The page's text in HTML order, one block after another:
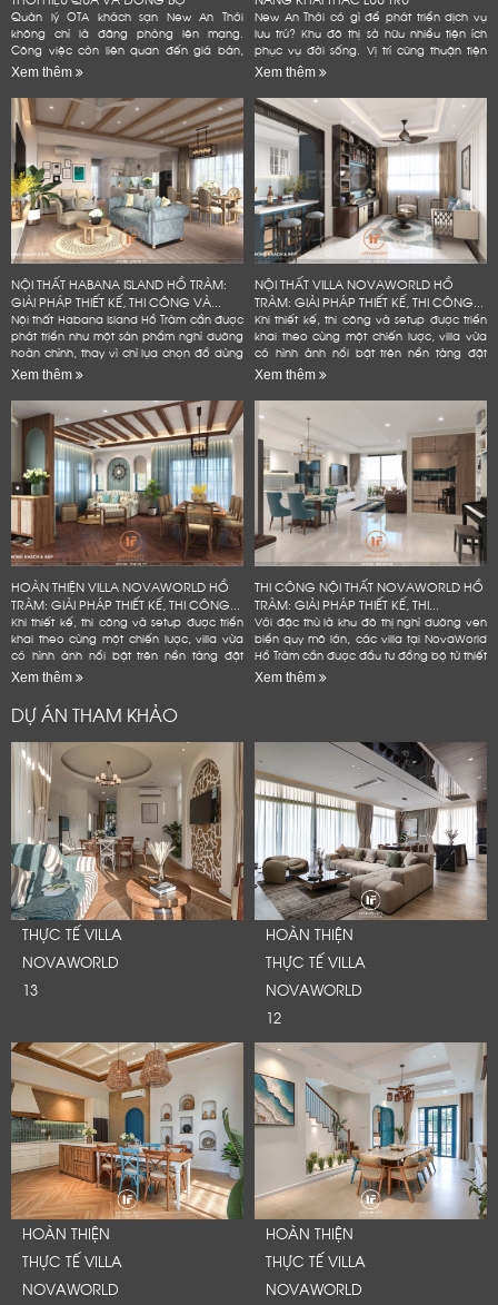
Quản lý OTA khách sạn New An Thới
không chỉ là đăng phòng lên mạng.
Công việc còn liên quan đến giá bán,
tồn phòng và đánh giá. Một quy trình rõ
ràng giúp khách sạn giảm lỗi vận...
Xem thêm
New An Thới có gì để phát triển dịch vụ
lưu trú? Khu đô thị sở hữu nhiều tiện ích
phục vụ đời sống. Vị trí cũng thuận tiện
kết nối các điểm đến tại Nam đảo. Đây
là...
Xem thêm
NỘI THẤT HABANA ISLAND HỒ TRÀM:
GIẢI PHÁP THIẾT KẾ, THI CÔNG VÀ...
Nội thất Habana Island Hồ Tràm cần được
phát triển như một sản phẩm nghỉ dưỡng
hoàn chỉnh, thay vì chỉ lựa chọn đồ dùng
theo sở thích hoặc lấp đầy các khoảng
trống trong...
Xem thêm
NỘI THẤT VILLA NOVAWORLD HỒ
TRÀM: GIẢI PHÁP THIẾT KẾ, THI CÔNG...
Khi thiết kế, thi công và setup được triển
khai theo cùng một chiến lược, villa vừa
có hình ảnh nổi bật trên nền tảng đặt
phòng, vừa bền hơn trong quá trình vận
hành và hạn...
Xem thêm
HOÀN THIỆN VILLA NOVAWORLD HỒ
TRÀM: GIẢI PHÁP THIẾT KẾ, THI CÔNG...
Khi thiết kế, thi công và setup được triển
khai theo cùng một chiến lược, villa vừa
có hình ảnh nổi bật trên nền tảng đặt
phòng, vừa bền hơn trong quá trình vận
Xem thêm
THI CÔNG NỘI THẤT NOVAWORLD HỒ
TRÀM: GIẢI PHÁP THIẾT KẾ, THI...
Với đặc thù là khu đô thị nghỉ dưỡng ven
biển quy mô lớn, các villa tại NovaWorld
Hồ Tràm cần được đầu tư đồng bộ từ thiết
kế nội thất, thi công hoàn thiện đến
Xem thêm
DỰ ÁN THAM KHẢO
THỰC TẾ VILLA
NOVAWORLD
13
HOÀN THIỆN
THỰC TẾ VILLA
NOVAWORLD
12
HOÀN THIỆN
THỰC TẾ VILLA
NOVAWORLD
HOÀN THIỆN
THỰC TẾ VILLA
NOVAWORLD